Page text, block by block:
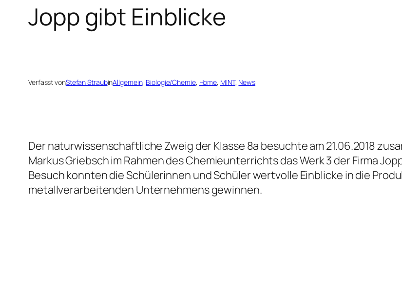
Jopp gibt Einblicke
Verfasst vonStefan StraubinAllgemein, Biologie/Chemie, Home, MINT, News
Der naturwissenschaftliche Zweig der Klasse 8a besuchte am 21.06.2018
Markus Griebsch im Rahmen des Chemieunterrichts das Werk 3 der Firma
Besuch konnten die Schülerinnen und Schüler wertvolle Einblicke in die
metallverarbeitenden Unternehmens gewinnen.